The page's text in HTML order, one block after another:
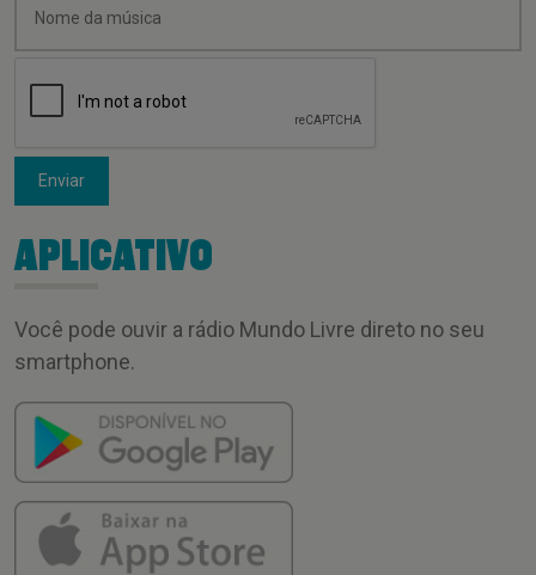
Enviar
APLICATIVO
Você pode ouvir a rádio Mundo Livre direto no seu
smartphone.